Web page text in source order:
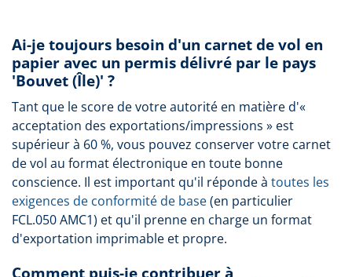
Ai-je toujours besoin d'un carnet de vol en
papier avec un permis délivré par le pays
'Bouvet (Île)' ?
Tant que le score de votre autorité en matière d'«
acceptation des exportations/impressions » est
supérieur à 60 %, vous pouvez conserver votre carnet
de vol au format électronique en toute bonne
conscience. Il est important qu'il réponde à toutes les
exigences de conformité de base(en particulier
FCL.050 AMC1) et qu'il prenne en charge un format
d'exportation imprimable et propre.
Comment puis-je contribuer à